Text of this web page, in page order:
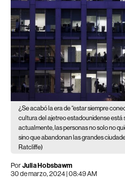
¿Se acabó la era de “estar siempre
cultura del ajetreo estadounidense está
actualmente, las personas no solo no
sino que abandonan las grandes
Ratcliffe)
PorJulia Hobsbawm
30 de marzo, 2024 | 08:49 AM